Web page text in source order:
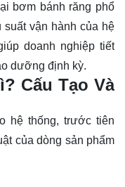
bơm bánh răng phổ
vận hành của hệ
doanh nghiệp tiết
dưỡng định kỳ.
Cấu Tạo Và
hệ thống, trước tiên
của dòng sản phẩm